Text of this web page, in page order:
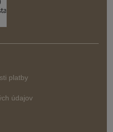
platby
údajov